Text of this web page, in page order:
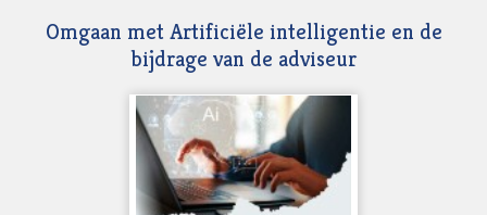
Omgaan met Artificiële intelligentie en de
bijdrage van de adviseur